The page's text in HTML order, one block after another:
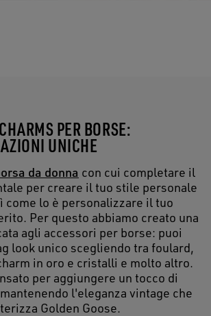
PER BORSE:
UNICHE
da donna con cui completare il
per creare il tuo stile personale
come lo è personalizzare il tuo
Per questo abbiamo creato una
agli accessori per borse: puoi
look unico scegliendo tra foulard,
in oro e cristalli e molto altro.
per aggiungere un tocco di
l'eleganza vintage che
Golden Goose.